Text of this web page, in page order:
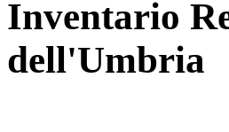
Inventario
dell'Umbria